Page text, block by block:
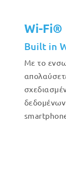
Wi-Fi®
Built in
Με το